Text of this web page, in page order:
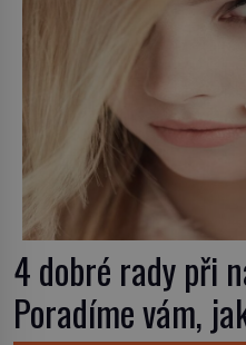
4 dobré rady při
Poradíme vám,